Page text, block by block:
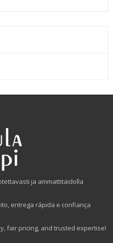
ja ammattitaidolla
entrega rápida e confiança
fair pricing, and trusted expertise!